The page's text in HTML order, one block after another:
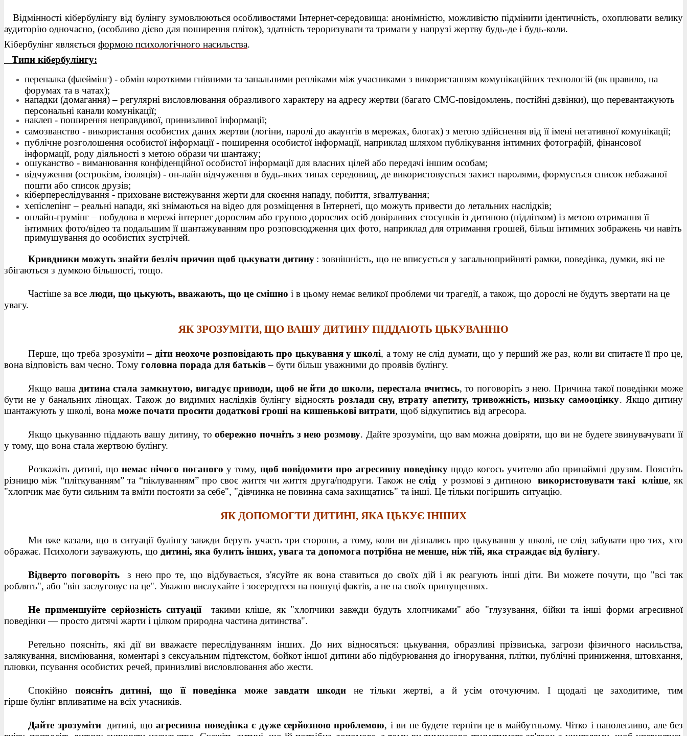
Відмінності кібербулінгу від булінгу зумовлюються особливостями Інтернет-середовища: анонімністю, можливістю підмінити ідентичність, охоплювати велику
аудиторію одночасно, (особливо дієво для поширення пліток), здатність тероризувати та тримати у напрузі жертву будь-де і будь-коли.
Кібербулінг являється формою психологічного насильства.
Типи кібербулінгу:
перепалка (флеймінг) - обмін короткими гнівними та запальними репліками між учасниками з використанням комунікаційних технологій (як правило, на
форумах та в чатах);
нападки (домагання) – регулярні висловлювання образливого характеру на адресу жертви (багато СМС-повідомлень, постійні дзвінки), що перевантажують
персональні канали комунікації;
наклеп - поширення неправдивої, принизливої інформації;
самозванство - використання особистих даних жертви (логіни, паролі до акаунтів в мережах, блогах) з метою здійснення від її імені негативної комунікації;
публічне розголошення особистої інформації - поширення особистої інформації, наприклад шляхом публікування інтимних фотографій, фінансової
інформації, роду діяльності з метою образи чи шантажу;
ошуканство - виманювання конфіденційної особистої інформації для власних цілей або передачі іншим особам;
відчуження (острокізм, ізоляція) - он-лайн відчуження в будь-яких типах середовищ, де використовується захист паролями, формується список небажаної
пошти або список друзів;
кіберпереслідування - приховане вистежування жерти для скоєння нападу, побиття, зґвалтування;
хепіслепінг – реальні напади, які знімаються на відео для розміщення в Інтернеті, що можуть привести до летальних наслідків;
онлайн-грумінг – побудова в мережі інтернет дорослим або групою дорослих осіб довірливих стосунків із дитиною (підлітком) із метою отримання її
інтимних фото/відео та подальшим її шантажуванням про розповсюдження цих фото, наприклад для отримання грошей, більш інтимних зображень чи навіть
примушування до особистих зустрічей.
Кривдники можуть знайти безліч причин щоб цькувати дитину : зовнішність, що не вписується у загальноприйняті рамки, поведінка, думки, які не
збігаються з думкою більшості, тощо.
Частіше за вселюди, що цькують, вважають, що це смішно і в цьому немає великої проблеми чи трагедії, а також, що дорослі не будуть звертати на це
увагу.
ЯК ЗРОЗУМІТИ, ЩО ВАШУ ДИТИНУ ПІДДАЮТЬ ЦЬКУВАННЮ
Перше, що треба зрозуміти – діти неохоче розповідають про цькування у школі, а тому не слід думати, що у перший же раз, коли ви спитаєте її про це,
вона відповість вам чесно. Тому головна порада для батьків– бути більш уважними до проявів булінгу.
Якщо ваша дитина стала замкнутою, вигадує приводи, щоб не йти до школи, перестала вчитись, то поговоріть з нею. Причина такої поведінки може
бути не у банальних лінощах. Також до видимих наслідків булінгу відносять розлади сну, втрату апетиту, тривожність, низьку самооцінку. Якщо дитину
шантажують у школі, вона може почати просити додаткові гроші на кишенькові витрати, щоб відкупитись від агресора.
Якщо цькуванню піддають вашу дитину, тообережно почніть з нею розмову. Дайте зрозуміти, що вам можна довіряти, що ви не будете звинувачувати її
у тому, що вона стала жертвою булінгу.
Розкажіть дитині, щонемає нічого поганого у тому, щоб повідомити про агресивну поведінкущодо когось учителю або принаймні друзям. Поясніть
різницю між “пліткуванням” та “піклуванням” про своє життя чи життя друга/подруги. Також не слід у розмові з дитиною використовувати такі кліше, як
"хлопчик має бути сильним та вміти постояти за себе", "дівчинка не повинна сама захищатись" та інші. Це тільки погіршить ситуацію.
ЯК ДОПОМОГТИ ДИТИНІ, ЯКА ЦЬКУЄ ІНШИХ
Ми вже казали, що в ситуації булінгу завжди беруть участь три сторони, а тому, коли ви дізнались про цькування у школі, не слід забувати про тих, хто
ображає. Психологи зауважують, що дитині, яка булить інших, увага та допомога потрібна не менше, ніж тій, яка страждає від булінгу.
Відверто поговоріть
з нею про те, що відбувається, з'ясуйте як вона ставиться до своїх дій і як реагують інші діти. Ви можете почути, що "всі так
роблять", або "він заслуговує на це". Уважно вислухайте і зосередтеся на пошуці фактів, а не на своїх припущеннях.
Не применшуйте серйозність ситуації
такими кліше, як "хлопчики завжди будуть хлопчиками" або "глузування, бійки та інші форми агресивної
поведінки — просто дитячі жарти і цілком природна частина дитинства".
Ретельно поясніть, які дії ви вважаєте переслідуванням інших. До них відносяться: цькування, образливі прізвиська, загрози фізичного насильства,
залякування, висміювання, коментарі з сексуальним підтекстом, бойкот іншої дитини або підбурювання до ігнорування, плітки, публічні приниження, штовхання,
плювки, псування особистих речей, принизливі висловлювання або жести.
Спокійно поясніть дитині, що її поведінка може завдати шкодине тільки жертві, а й усім оточуючим. І щодалі це заходитиме, тим
гірше булінг впливатиме на всіх учасників.
Дайте зрозуміти дитині, щоагресивна поведінка є дуже серйозною проблемою, і ви не будете терпіти це в майбутньому. Чітко і наполегливо, але без